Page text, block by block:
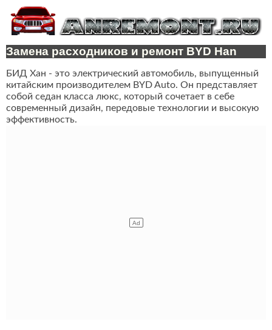
Замена расходников и ремонт BYD Han
БИД Хан - это электрический автомобиль, выпущенный
китайским производителем BYD Auto. Он представляет
собой седан класса люкс, который сочетает в себе
современный дизайн, передовые технологии и высокую
эффективность.